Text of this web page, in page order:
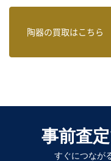
陶器の買取はこちら
事前査
すぐにつなが